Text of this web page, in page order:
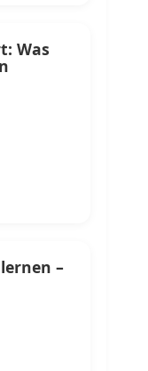
Was
–